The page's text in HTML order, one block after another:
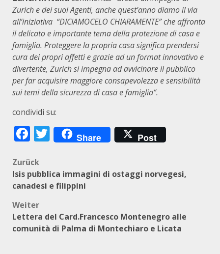
Zurich e dei suoi Agenti, anche quest’anno diamo il via
all’iniziativa “DICIAMOCELO CHIARAMENTE” che affronta
il delicato e importante tema della protezione di casa e
famiglia. Proteggere la propria casa significa prendersi
cura dei propri affetti e grazie ad un format innovativo e
divertente, Zurich si impegna ad avvicinareil pubblico
per far acquisire maggiore consapevolezza e sensibilità
sui temi della sicurezza di casa e famiglia“.
condividi su:
Facebook
Twitter
Share Post
Beitragsnavigation
Zurück
Isis pubblica immagini di ostaggi norvegesi,
canadesi e filippini
Weiter
Lettera del Card.Francesco Montenegro alle
comunità di Palma di Montechiaro e Licata